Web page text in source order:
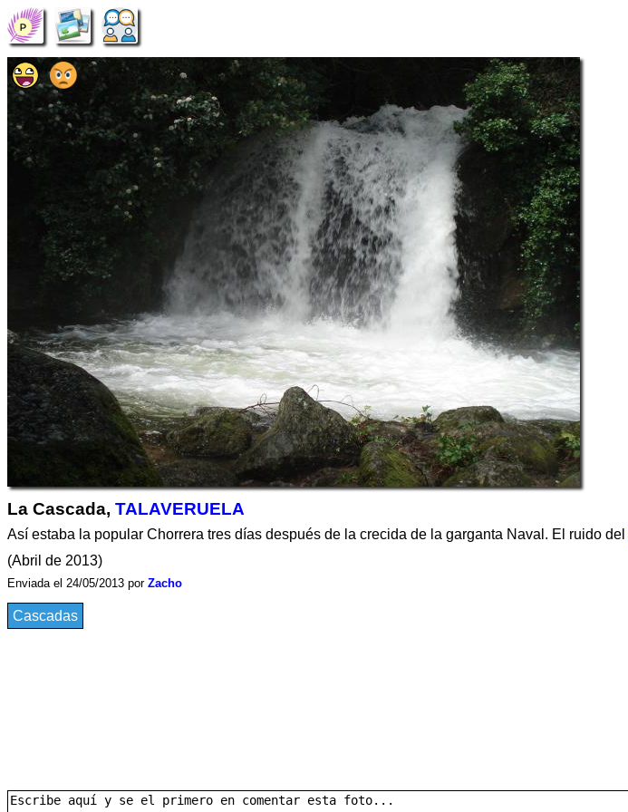
La Cascada, TALAVERUELA
Así estaba la popular Chorrera tres días después de la crecida de la garganta Naval. El ruido del
(Abril de 2013)
Enviada el 24/05/2013 por Zacho
Cascadas